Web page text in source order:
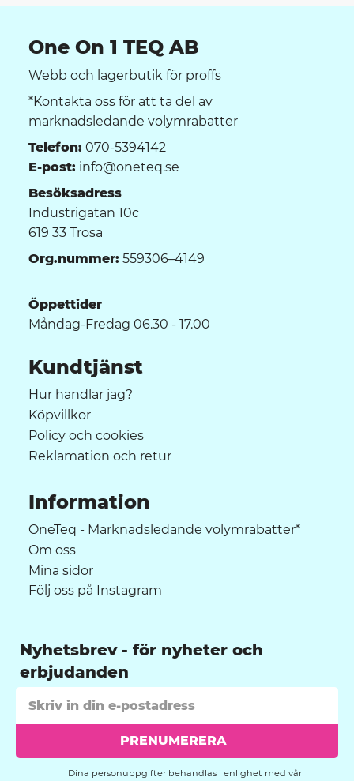
One On 1 TEQ AB
Webb och lagerbutik för proffs
*Kontakta oss för att ta del av
marknadsledande volymrabatter
Telefon: 070-5394142
E-post: info@oneteq.se
Besöksadress
Industrigatan 10c
619 33 Trosa
Org.nummer: 559306–4149
Öppettider
Måndag-Fredag 06.30 - 17.00
Kundtjänst
Hur handlar jag?
Köpvillkor
Policy och cookies
Reklamation och retur
Information
OneTeq - Marknadsledande volymrabatter*
Om oss
Mina sidor
Följ oss på Instagram
Nyhetsbrev
PRENUMERERA
Dina personuppgifter behandlas i enlighet med vår